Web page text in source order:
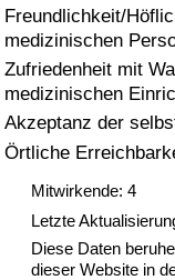
Freundlichkeit/
medizinischen
Zufriedenheit mit
medizinischen
Akzeptanz der
Örtliche
Mitwirkende: 4
Letzte
Diese Daten
dieser Website in